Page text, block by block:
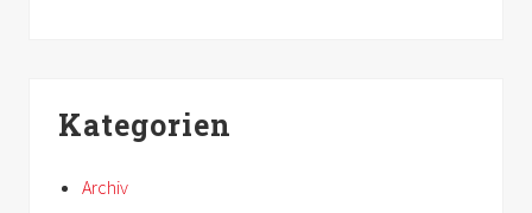
Kategorien
Archiv